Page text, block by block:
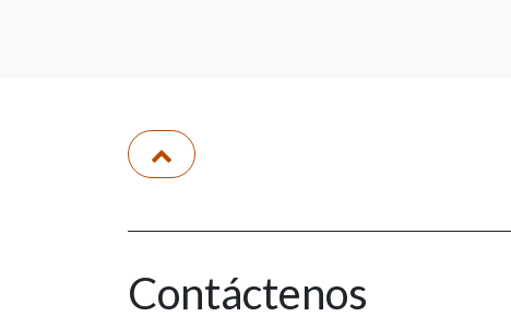
Contáctenos